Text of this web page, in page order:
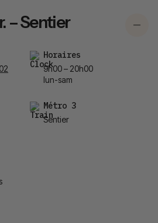
– Sentier
Horaires
9h00 – 20h00
lun-sam
Métro 3
Sentier